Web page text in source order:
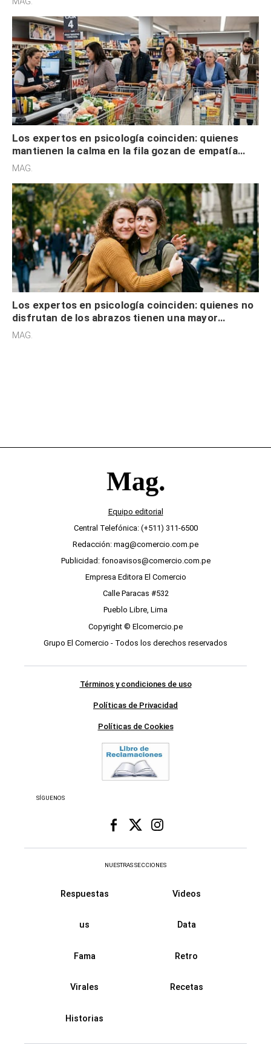
Los expertos en psicología coinciden: quienes
mantienen la calma en la fila gozan de empatía
cognitiva, gratitud y no solo tienen autocontrol
MAG.
Los expertos en psicología coinciden: quienes no
disfrutan de los abrazos tienen una mayor
sensibilidad a los estímulos físicos y no es por
MAG.
Equipo editorial
Central Telefónica: (+511) 311-6500
Redacción: mag@comercio.com.pe
Publicidad: fonoavisos@comercio.com.pe
Empresa Editora El Comercio
Calle Paracas #532
Pueblo Libre, Lima
Copyright © Elcomercio.pe
Grupo El Comercio - Todos los derechos reservados
Términos y condiciones de uso
Políticas de Privacidad
Políticas de Cookies
SÍGUENOS
NUESTRAS SECCIONES
Respuestas Videos
us Data
Fama Retro
Virales Recetas
Historias